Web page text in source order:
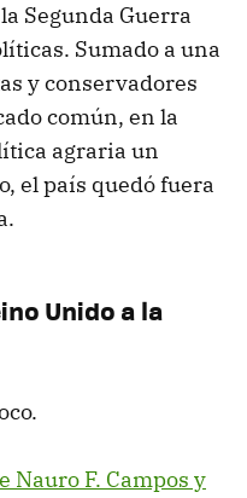
Segunda Guerra
Sumado a una
y conservadores
común, en la
agraria un
el país quedó fuera
Unido a la
Nauro F. Campos y